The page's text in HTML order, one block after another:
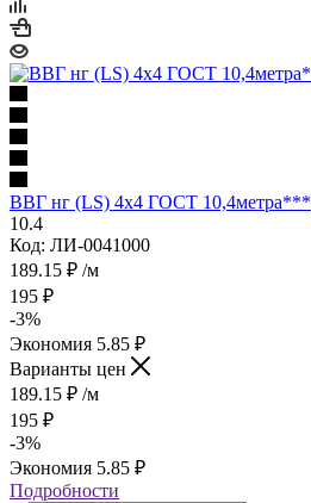
ВВГ нг (LS) 4х4 ГОСТ 10,4метра***
10.4
Код: ЛИ-0041000
189.15 ₽ /м
195 ₽
-3%
Экономия 5.85 ₽
Варианты цен
189.15 ₽ /м
195 ₽
-3%
Экономия 5.85 ₽
Подробности